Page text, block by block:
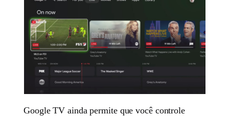
Google TV ainda permite que você controle